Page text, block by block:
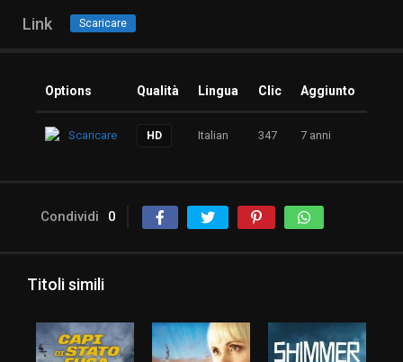
Link Scaricare
Options Qualità Lingua Clic Aggiunto
Scaricare HD Italian 347 7 anni
Condividi 0
Titoli simili